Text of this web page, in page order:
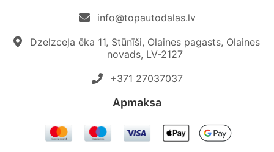
info@topautodalas.lv
Dzelzceļa ēka 11, Stūnīši, Olaines pagasts, Olaines
novads, LV-2127
+371 27037037‬
Apmaksa